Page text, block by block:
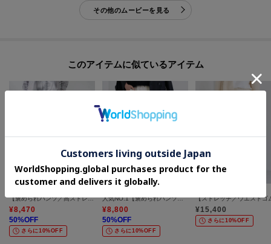
その他のムービーを見る
このアイテムに似ているアイテム
【褒められパンツ／高ストレッチ】タックテーパードパンツ
¥8,470
50%OFF
さらに10%OFF
人気NO.1【褒められパンツ／高ストレッチ／ウエストゴム】タックテーパードパンツ
¥8,800
50%OFF
さらに10%OFF
¥15,400
さらに10%OFF